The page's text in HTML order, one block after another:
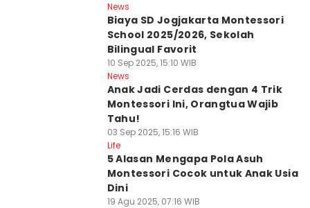
News
Biaya SD Jogjakarta Montessori
School 2025/2026, Sekolah
Bilingual Favorit
10 Sep 2025, 15:10 WIB
News
Anak Jadi Cerdas dengan 4 Trik
Montessori Ini, Orangtua Wajib
Tahu!
03 Sep 2025, 15:16 WIB
Life
5 Alasan Mengapa Pola Asuh
Montessori Cocok untuk Anak Usia
Dini
19 Agu 2025, 07:16 WIB